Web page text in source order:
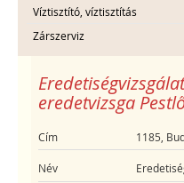
Víztisztító, víztisztítás
Zárszerviz
eredetvizsga
Cím 1185,
Név